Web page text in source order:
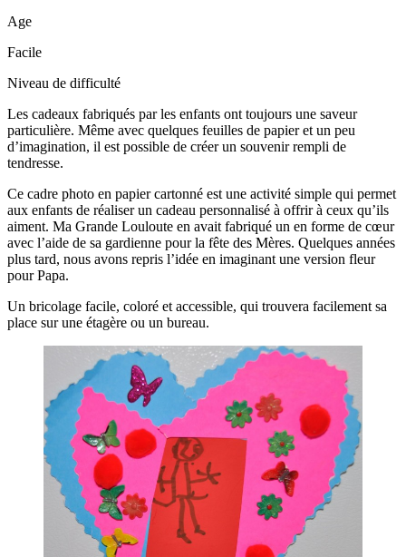
Age
Facile
Niveau de difficulté
Les cadeaux fabriqués par les enfants ont toujours une saveur
particulière. Même avec quelques feuilles de papier et un peu
d’imagination, il est possible de créer un souvenir rempli de
tendresse.
Ce cadre photo en papier cartonné est une activité simple qui permet
aux enfants de réaliser un cadeau personnalisé à offrir à ceux qu’ils
aiment. Ma Grande Louloute en avait fabriqué un en forme de cœur
avec l’aide de sa gardienne pour la fête des Mères. Quelques années
plus tard, nous avons repris l’idée en imaginant une version fleur
pour Papa.
Un bricolage facile, coloré et accessible, qui trouvera facilement sa
place sur une étagère ou un bureau.